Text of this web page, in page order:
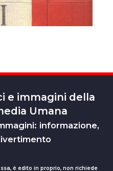
e immagini della
Umana
informazione,
è edito in proprio, non richiede